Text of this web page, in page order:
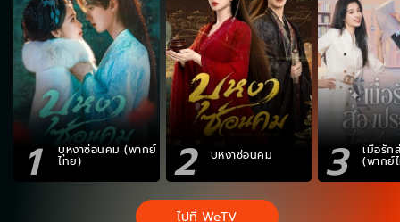
1 บุหงาซ่อนคม (พากย์
ไทย) 2 บุหงาซ่อนคม 3 เมื่อรัก
(พากย์
ไปที่ WeTV